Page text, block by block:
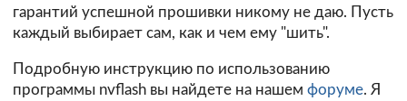
гарантий успешной прошивки никому не даю. Пусть
каждый выбирает сам, как и чем ему "шить".
Подробную инструкцию по использованию
программы nvflash вы найдете на нашем форуме. Я